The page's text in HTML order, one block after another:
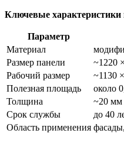
Ключевые характеристики
Параметр
Материал
Размер панели
~1220
Рабочий размер
~1130
Полезная площадь
около
Толщина
~20 мм
Срок службы
до 40
Область применения